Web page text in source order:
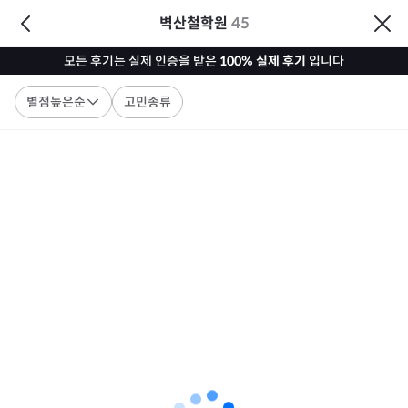
벽산철학원 45
모든 후기는 실제 인증을 받은 100% 실제 후기 입니다
별점높은순 고민종류